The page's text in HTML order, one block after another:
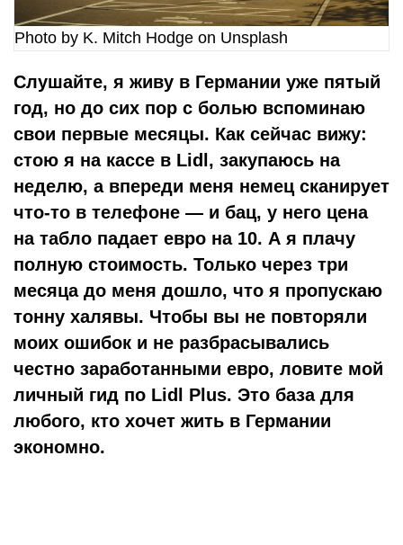
Photo by K. Mitch Hodge on Unsplash
Слушайте, я живу в Германии уже пятый
год, но до сих пор с болью вспоминаю
свои первые месяцы. Как сейчас вижу:
стою я на кассе в Lidl, закупаюсь на
неделю, а впереди меня немец сканирует
что-то в телефоне — и бац, у него цена
на табло падает евро на 10. А я плачу
полную стоимость. Только через три
месяца до меня дошло, что я пропускаю
тонну халявы. Чтобы вы не повторяли
моих ошибок и не разбрасывались
честно заработанными евро, ловите мой
личный гид по Lidl Plus. Это база для
любого, кто хочет жить в Германии
экономно.